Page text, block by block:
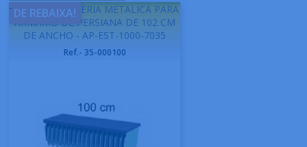
-GAPSA ESTANTERIA METALICA PARA
ARMARIO DE PERSIANA DE 102 CM
DE ANCHO - AP-EST-1000-7035
Ref.- 35-000100
DE REBAIXA!